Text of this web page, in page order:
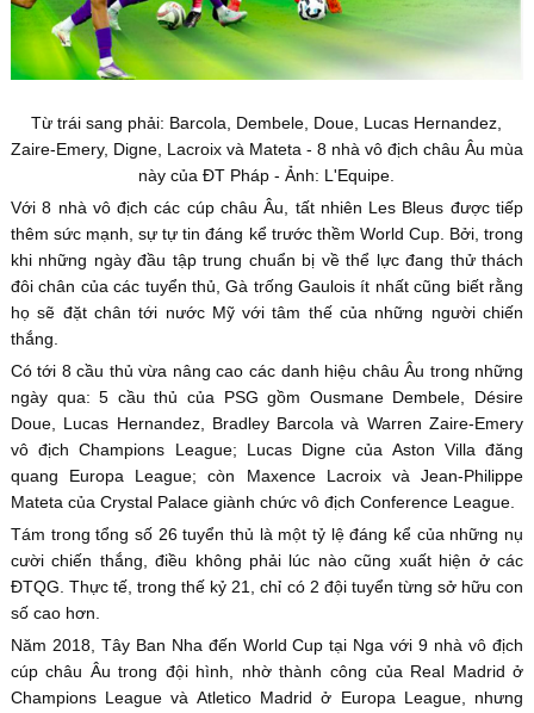
Từ trái sang phải: Barcola, Dembele, Doue, Lucas Hernandez,
Zaire-Emery, Digne, Lacroix và Mateta - 8 nhà vô địch châu Âu mùa
này của ĐT Pháp - Ảnh: L'Equipe.
Với 8 nhà vô địch các cúp châu Âu, tất nhiên Les Bleus được tiếp
thêm sức mạnh, sự tự tin đáng kể trước thềm World Cup. Bởi, trong
khi những ngày đầu tập trung chuẩn bị về thể lực đang thử thách
đôi chân của các tuyển thủ, Gà trống Gaulois ít nhất cũng biết rằng
họ sẽ đặt chân tới nước Mỹ với tâm thế của những người chiến
thắng.
Có tới 8 cầu thủ vừa nâng cao các danh hiệu châu Âu trong những
ngày qua: 5 cầu thủ của PSG gồm Ousmane Dembele, Désire
Doue, Lucas Hernandez, Bradley Barcola và Warren Zaire-Emery
vô địch Champions League; Lucas Digne của Aston Villa đăng
quang Europa League; còn Maxence Lacroix và Jean-Philippe
Mateta của Crystal Palace giành chức vô địch Conference League.
Tám trong tổng số 26 tuyển thủ là một tỷ lệ đáng kể của những nụ
cười chiến thắng, điều không phải lúc nào cũng xuất hiện ở các
ĐTQG. Thực tế, trong thế kỷ 21, chỉ có 2 đội tuyển từng sở hữu con
số cao hơn.
Năm 2018, Tây Ban Nha đến World Cup tại Nga với 9 nhà vô địch
cúp châu Âu trong đội hình, nhờ thành công của Real Madrid ở
Champions League và Atletico Madrid ở Europa League, nhưng